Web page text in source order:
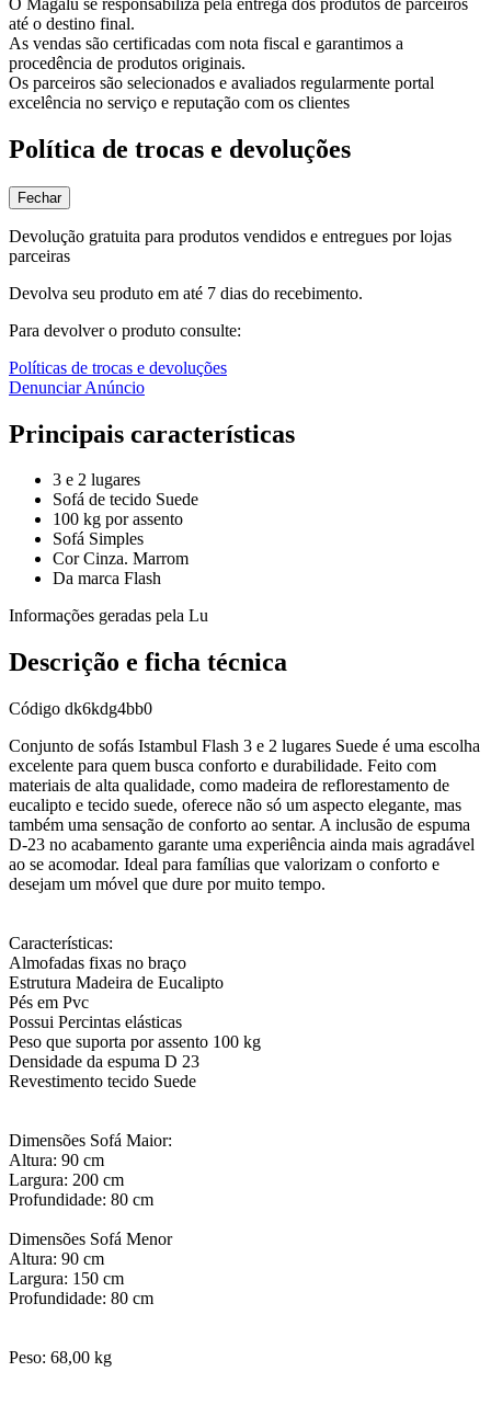
até o destino final.
As vendas são certificadas com nota fiscal e garantimos a
procedência de produtos originais.
Os parceiros são selecionados e avaliados regularmente portal
excelência no serviço e reputação com os clientes
Política de trocas e devoluções
Fechar
Devolução gratuita para produtos vendidos e entregues por lojas
parceiras
Devolva seu produto em até 7 dias do recebimento.
Para devolver o produto consulte:
Políticas de trocas e devoluções
Denunciar Anúncio
Principais características
3 e 2 lugares
Sofá de tecido Suede
100 kg por assento
Sofá Simples
Cor Cinza. Marrom
Da marca Flash
Informações geradas pela Lu
Descrição e ficha técnica
Código dk6kdg4bb0
Conjunto de sofás Istambul Flash 3 e 2 lugares Suede é uma escolha
excelente para quem busca conforto e durabilidade. Feito com
materiais de alta qualidade, como madeira de reflorestamento de
eucalipto e tecido suede, oferece não só um aspecto elegante, mas
também uma sensação de conforto ao sentar. A inclusão de espuma
D-23 no acabamento garante uma experiência ainda mais agradável
ao se acomodar. Ideal para famílias que valorizam o conforto e
desejam um móvel que dure por muito tempo.
Características:
Almofadas fixas no braço
Estrutura Madeira de Eucalipto
Pés em Pvc
Possui Percintas elásticas
Peso que suporta por assento 100 kg
Densidade da espuma D 23
Revestimento tecido Suede
Dimensões Sofá Maior:
Altura: 90 cm
Largura: 200 cm
Profundidade: 80 cm
Dimensões Sofá Menor
Altura: 90 cm
Largura: 150 cm
Profundidade: 80 cm
Peso: 68,00 kg